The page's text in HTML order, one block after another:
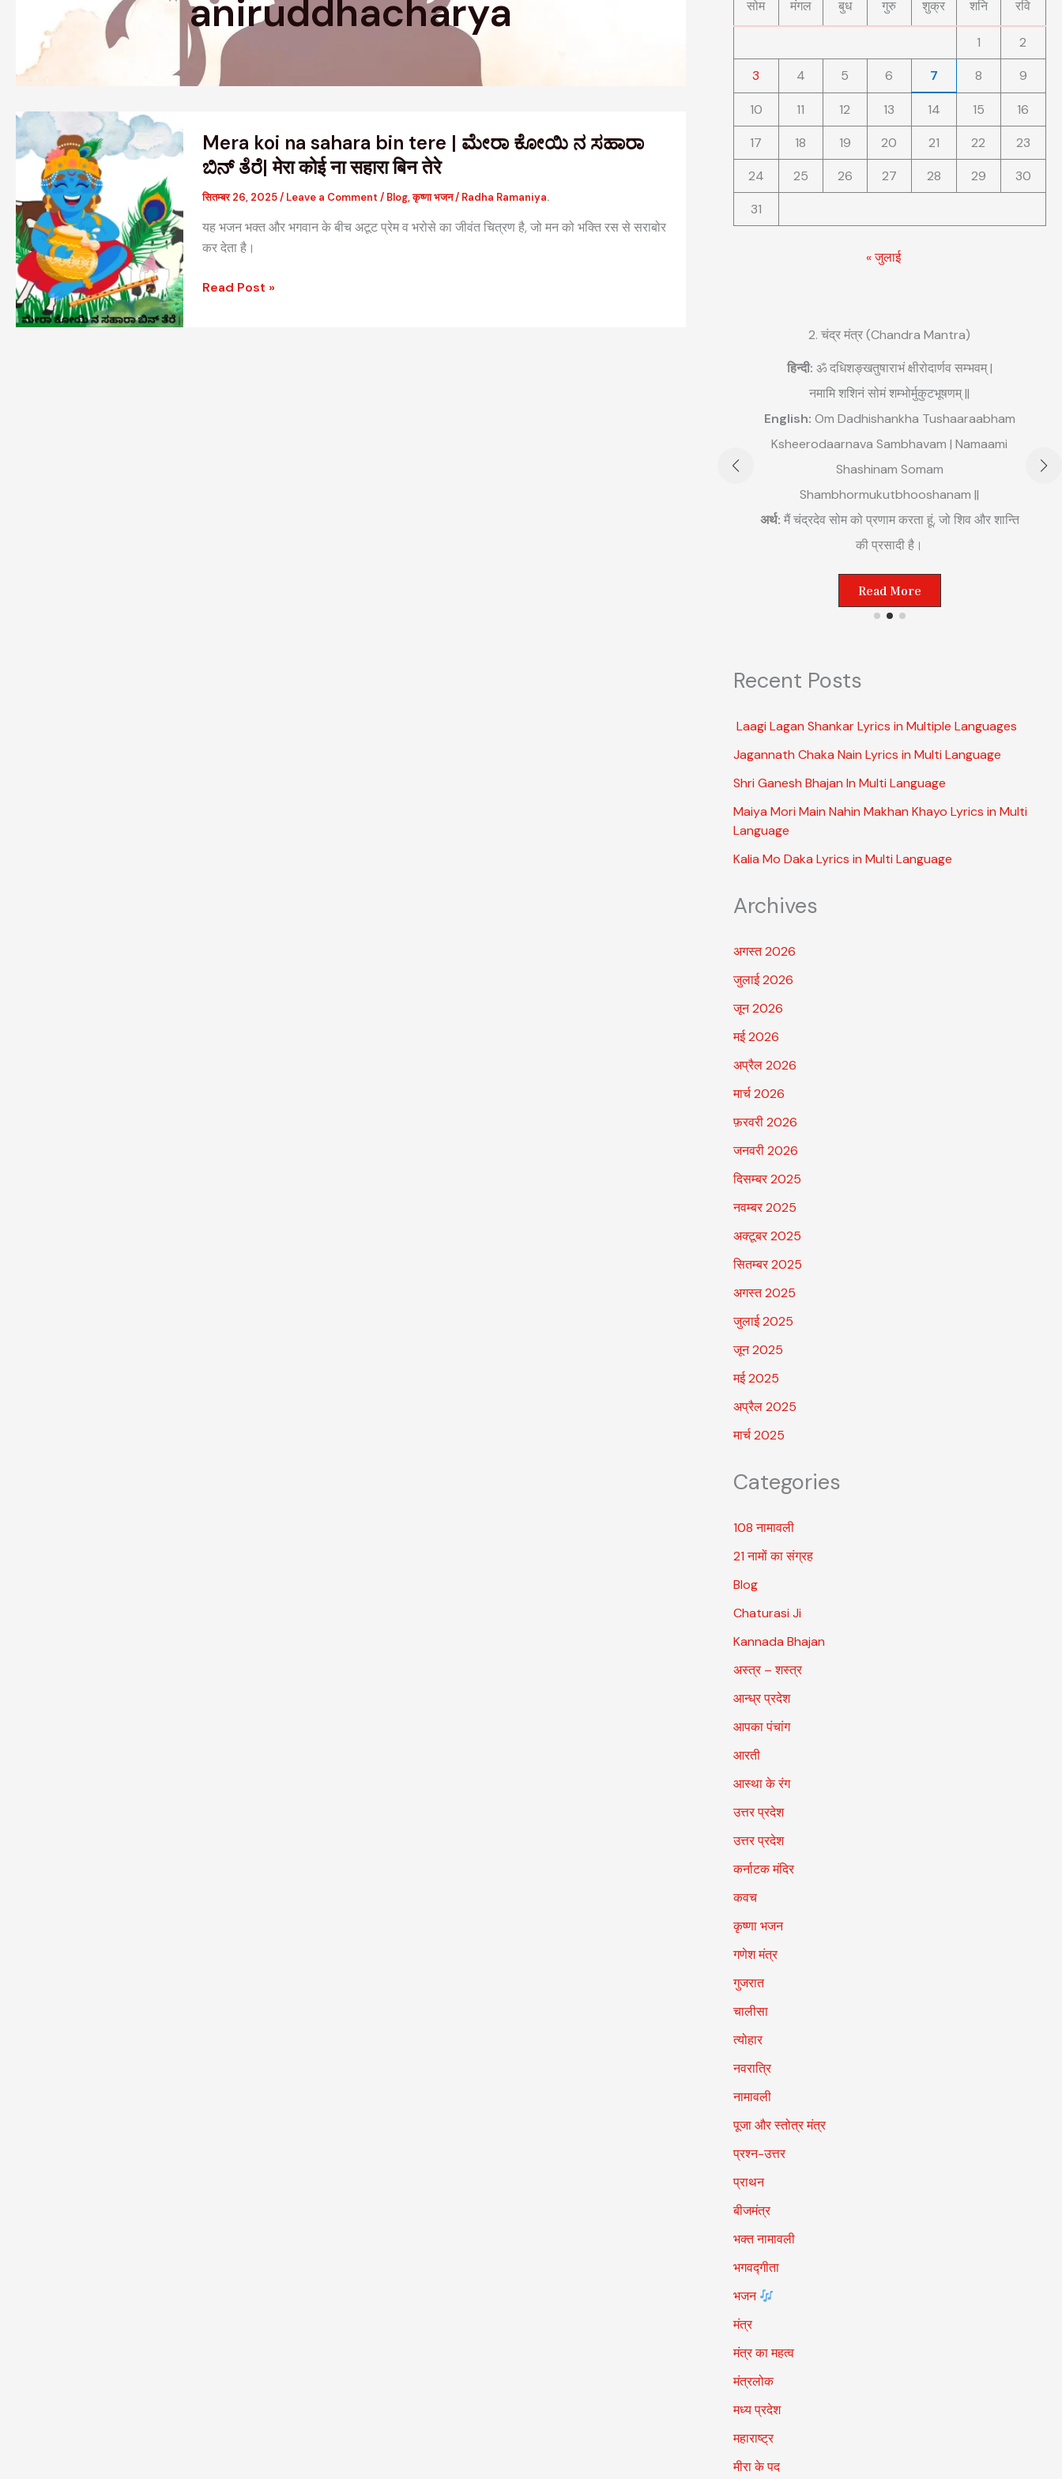
aniruddhacharya
Mera koi na sahara bin tere | ಮೇರಾ ಕೋಯಿ ನ ಸಹಾರಾ
ಬಿನ್ ತೆರೆ| मेरा कोई ना सहारा बिन तेरे
सितम्बर 26, 2025/ Leave a Comment / Blog,कृष्णा भजन/ Radha Ramaniya.
यह भजन भक्त और भगवान के बीच अटूट प्रेम व भरोसे का जीवंत चित्रण है, जो मन को भक्ति रस से सराबोर
कर देता है।
koi
na
bin
tere
|
ಕೋಯಿ
Read Post »
सोम मंगल बुध गुरु शुक्र शनि रवि
1
2
3
4 5 6 7 8 9
10 11 12 13 14 15
16
17
18 19 20 21 22
23
24
25 26 27 28 29
30
31
« जुलाई
2. चंद्र मंत्र (Chandra Mantra)
हिन्दी: ॐ दधिशङ्खतुषाराभं क्षीरोदार्णव सम्भवम् |
नमामि शशिनं सोमं शम्भोर्मुकुटभूषणम् ||
English: Om Dadhishankha Tushaaraabham
Ksheerodaarnava Sambhavam | Namaami
Shashinam Somam
Shambhormukutbhooshanam ||
अर्थ: मैं चंद्रदेव सोम को प्रणाम करता हूं, जो शिव और शान्ति
की प्रसादी है।
Read More
Recent Posts
Laagi Lagan Shankar Lyrics in Multiple Languages
Jagannath Chaka Nain Lyrics in Multi Language
Shri Ganesh Bhajan In Multi Language
Maiya Mori Main Nahin Makhan Khayo Lyrics in Multi
Language
Kalia Mo Daka Lyrics in Multi Language
Archives
अगस्त 2026
जुलाई 2026
जून 2026
मई 2026
अप्रैल 2026
मार्च 2026
फ़रवरी 2026
जनवरी 2026
दिसम्बर 2025
नवम्बर 2025
अक्टूबर 2025
सितम्बर 2025
अगस्त 2025
जुलाई 2025
जून 2025
मई 2025
अप्रैल 2025
मार्च 2025
Categories
108 नामावली
21 नामों का संग्रह
Blog
Chaturasi Ji
Kannada Bhajan
अस्त्र – शस्त्र
आन्ध्र प्रदेश
आपका पंचांग
आरती
आस्था के रंग
उत्तर प्रदेश
उत्तर प्रदेश
कर्नाटक मंदिर
कवच
कृष्णा भजन
गणेश मंत्र
गुजरात
चालीसा
त्योहार
नवरात्रि
नामावली
पूजा और स्तोत्र मंत्र
प्रश्न-उत्तर
प्राथन
बीजमंत्र
भक्त नामावली
भगवद्गीता
भजन
मंत्र
मंत्र का महत्व
मंत्रलोक
मध्य प्रदेश
महाराष्ट्र
मीरा के पद